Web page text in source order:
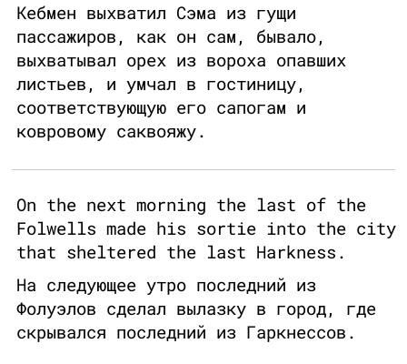
Кебмен выхватил Сэма из гущи
пассажиров, как он сам, бывало,
выхватывал орех из вороха опавших
листьев, и умчал в гостиницу,
соответствующую его сапогам и
ковровому саквояжу.
On the next morning the last of the
Folwells made his sortie into the city
that sheltered the last Harkness.
На следующее утро последний из
Фолуэлов сделал вылазку в город, где
скрывался последний из Гаркнессов.